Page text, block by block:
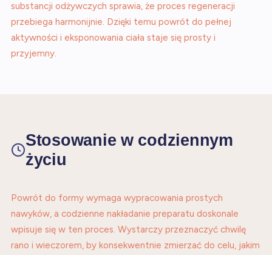
substancji odżywczych sprawia, że proces regeneracji
przebiega harmonijnie. Dzięki temu powrót do pełnej
aktywności i eksponowania ciała staje się prosty i
przyjemny.
Stosowanie w codziennym
życiu
Powrót do formy wymaga wypracowania prostych
nawyków, a codzienne nakładanie preparatu doskonale
wpisuje się w ten proces. Wystarczy przeznaczyć chwilę
rano i wieczorem, by konsekwentnie zmierzać do celu, jakim